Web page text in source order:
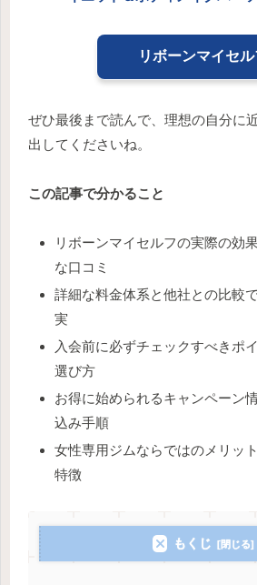
リボーンマイセル
ぜひ最後まで読んで、理想の自分に
出してくださいね。
この記事で分かること
リボーンマイセルフの実際の効
な口コミ
詳細な料金体系と他社との比較
実
入会前に必ずチェックすべきポ
選び方
お得に始められるキャンペーン
込み手順
女性専用ジムならではのメリッ
特徴
もくじ